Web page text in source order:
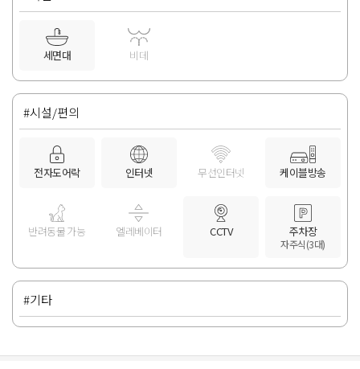
세면대 비데
#시설/편의
전자도어락 인터넷 무선인터넷 케이블방송
반려동물 가능 엘레베이터 CCTV 주차장
자주식(3대)
#기타